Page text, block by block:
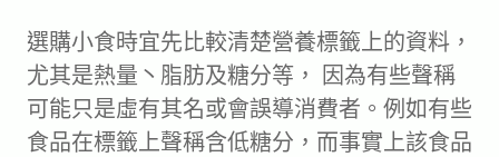
選購小食時宜先比較清楚營養標籤上的資料，
尤其是熱量丶脂肪及糖分等， 因為有些聲稱
可能只是虛有其名或會誤導消費者。例如有些
食品在標籤上聲稱含低糖分，而事實上該食品